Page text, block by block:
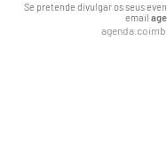
Se pretende divulgar os seus
email